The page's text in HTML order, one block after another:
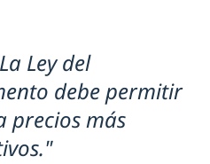
Ley del
debe permitir
precios más